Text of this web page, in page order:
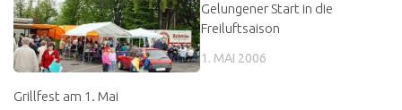
Grillfest am 1. Mai
Gelungener Start in die
Freiluftsaison
1. MAI 2006